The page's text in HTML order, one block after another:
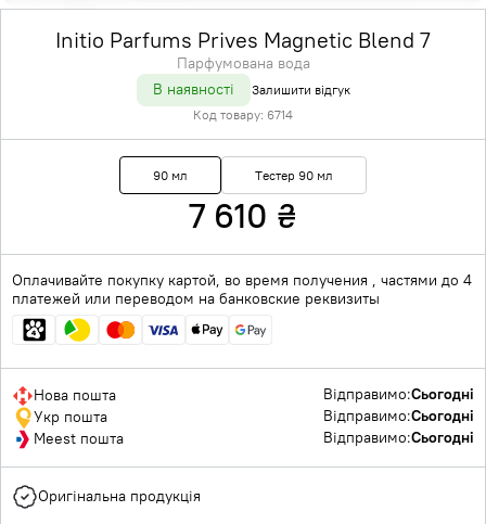
Initio Parfums Prives Magnetic Blend 7
Парфумована вода
В наявності
Залишити відгук
Код товару: 6714
90 мл Тестер 90 мл
7 610 ₴
Оплачивайте покупку картой, во время получения , частями до 4
платежей или переводом на банковские реквизиты
Нова пошта Відправимо:Сьогодні
Укр пошта
Відправимо:Сьогодні
Meest пошта
Відправимо:Сьогодні
Оригінальна продукція